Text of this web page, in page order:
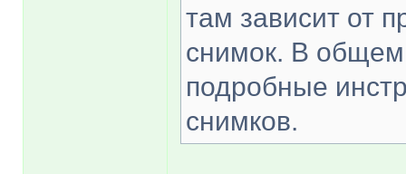
там зависит от
снимок. В общем
подробные
снимков.